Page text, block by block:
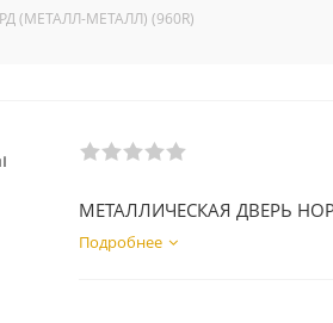
(МЕТАЛЛ-МЕТАЛЛ) (960R)
МЕТАЛЛИЧЕСКАЯ ДВЕРЬ
Подробнее